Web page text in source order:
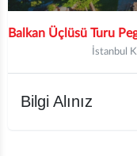
İstanbul
Bilgi Alınız